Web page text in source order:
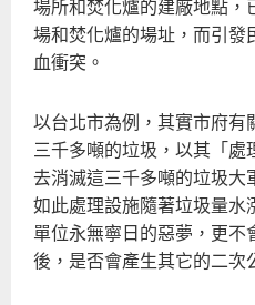
場所和焚化爐的建廠地點
場和焚化爐的場址，而引
血衝突。
以台北市為例，其實市府
三千多噸的垃圾，以其「
去消滅這三千多噸的垃圾大
如此處理設施隨著垃圾量
單位永無寧日的惡夢，更
後，是否會產生其它的二次